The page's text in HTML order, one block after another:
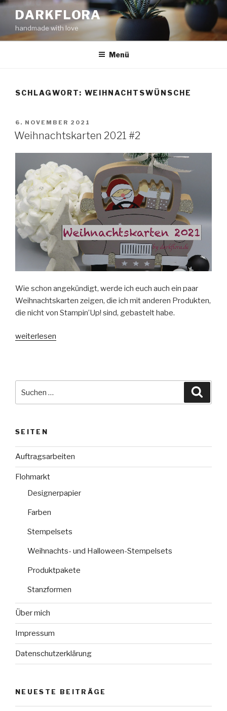
Zum
Inhalt
springen
DARKFLORA
handmade with love
Menü
SCHLAGWORT: WEIHNACHTSWÜNSCHE
VERÖFFENTLICHT
AM
6. NOVEMBER 2021
Weihnachtskarten 2021 #2
Wie schon angekündigt, werde ich euch auch ein paar
Weihnachtskarten zeigen, die ich mit anderen Produkten,
die nicht von Stampin’Up! sind, gebastelt habe.
„Weihnachtskarten
weiterlesen
nach:
SEITEN
Auftragsarbeiten
Flohmarkt
Designerpapier
Farben
Stempelsets
Weihnachts- und Halloween-Stempelsets
Produktpakete
Stanzformen
Über mich
Impressum
Datenschutzerklärung
NEUESTE BEITRÄGE